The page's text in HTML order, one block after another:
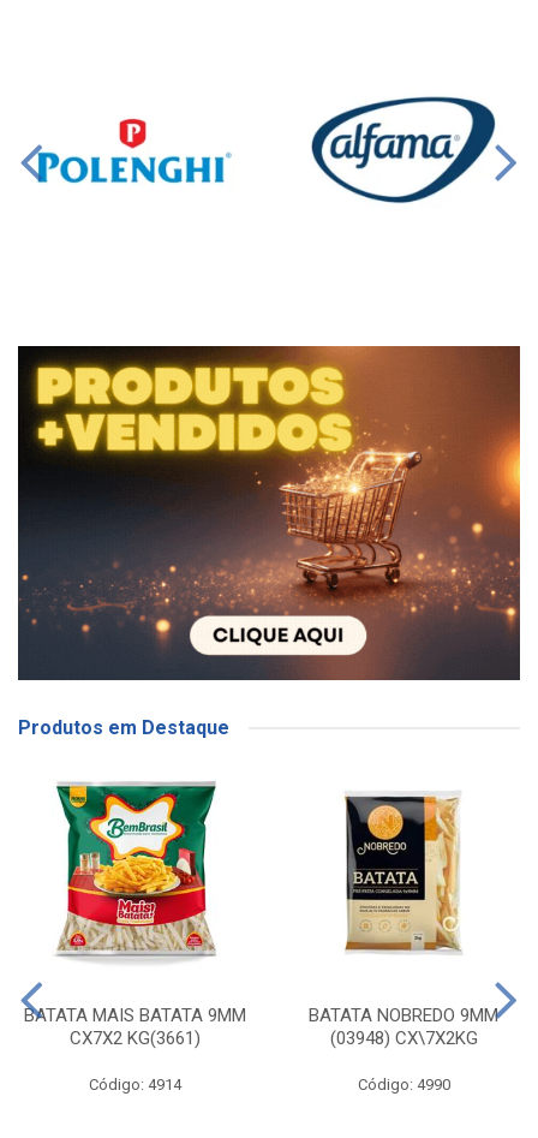
Produtos em Destaque
BATATA MAIS BATATA 9MM
CX7X2 KG(3661)
Código: 4914
BATATA NOBREDO 9MM
(03948) CX\7X2KG
Código: 4990